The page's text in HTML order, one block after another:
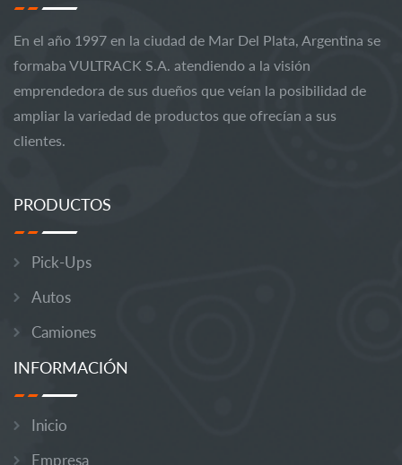
En el año 1997 en la ciudad de Mar Del Plata, Argentina se
formaba VULTRACK S.A. atendiendo a la visión
emprendedora de sus dueños que veían la posibilidad de
ampliar la variedad de productos que ofrecían a sus
clientes.
PRODUCTOS
Pick-Ups
Autos
Camiones
INFORMACIÓN
Inicio
Empresa